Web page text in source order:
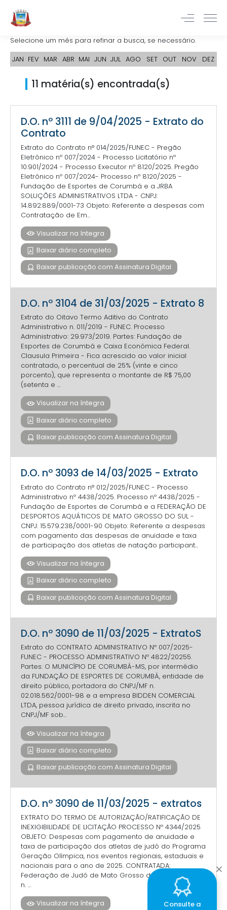
Selecione um mês para refinar a busca, se necessário.
JAN FEV MAR ABR MAI JUN JUL AGO SET OUT NOV DEZ
11 matéria(s) encontrada(s)
D.O. nº 3111 de 9/04/2025 - Extrato do
Contrato
Extrato do Contrato n° 014/2025/FUNEC - Pregão
Eletrônico nº 007/2024 - Processo Licitatório nº
10.901/2024 - Processo Executor nº 8120/2025. Pregão
Eletrônico nº 007/2024- Processo nº 8120/2025 -
Fundação de Esportes de Corumbá e a JRBA
SOLUÇÕES ADMINISTRATIVOS LTDA - CNPJ:
14.892.889/0001-73 Objeto: Referente a despesas com
Contratação de Em...
Visualizar na íntegra
Baixar diário completo
Baixar publicação com Assinatura Digital
D.O. nº 3104 de 31/03/2025 - Extrato 8
Extrato do Oitavo Termo Aditivo do Contrato
Administrativo n. 011/2019 - FUNEC. Processo
Administrativo: 29.973/2019. Partes: Fundação de
Esportes de Corumbá e Caixa Econômica Federal.
Clausula Primeira - Fica acrescido ao valor inicial
contratado, o percentual de 25% (vinte e cinco
porcento), que representa o montante de R$ 75,00
(setenta e ...
Visualizar na íntegra
Baixar diário completo
Baixar publicação com Assinatura Digital
D.O. nº 3093 de 14/03/2025 - Extrato
Extrato do Contrato n° 012/2025/FUNEC - Processo
Administrativo nº 4438/2025. Processo nº 4438/2025 -
Fundação de Esportes de Corumbá e a FEDERAÇÃO DE
DESPORTOS AQUÁTICOS DE MATO GROSSO DO SUL -
CNPJ: 15.579.238/0001-90 Objeto: Referente a despesas
com pagamento das despesas de anuidade e taxa
de participação dos atletas de natação participant...
Visualizar na íntegra
Baixar diário completo
Baixar publicação com Assinatura Digital
D.O. nº 3090 de 11/03/2025 - ExtratoS
Extrato do CONTRATO ADMINISTRATIVO Nº 007/2025-
FUNEC - PROCESSO ADMINISTRATIVO Nº 4822/20255.
Partes: O MUNICÍPIO DE CORUMBÁ-MS, por intermédio
da FUNDAÇÃO DE ESPORTES DE CORUMBÁ, entidade de
direito público, portadora do CNPJ/MF n.
02.018.562/0001-98 e a empresa BIDDEN COMERCIAL
LTDA, pessoa jurídica de direito privado, inscrita no
CNPJ/MF sob...
Visualizar na íntegra
Baixar diário completo
Baixar publicação com Assinatura Digital
D.O. nº 3090 de 11/03/2025 - extratos
EXTRATO DO TERMO DE AUTORIZAÇÃO/RATIFICAÇÃO DE
INEXIGIBILIDADE DE LICITAÇÃO PROCESSO Nº 4344/2025
OBJETO: Despesas com pagamento de anuidade e
taxa de participação dos atletas de judô do Programa
Geração Olímpica, nos eventos regionais, estaduais e
nacionais para o ano de 2025. CONTRATADA:
Federação de Judô de Mato Grosso do Sul - CNPJ/MF
n. ...
Visualizar na íntegra
Consulte a